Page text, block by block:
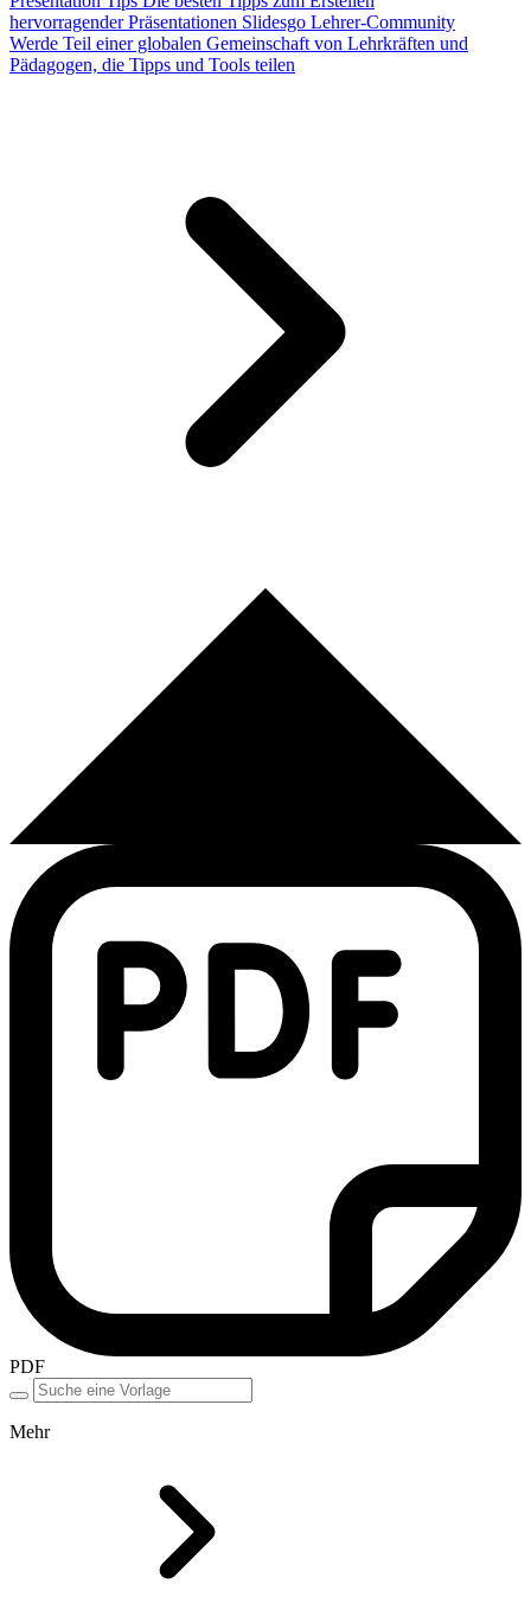
hervorragender Präsentationen Slidesgo Lehrer-Community
Werde Teil einer globalen Gemeinschaft von Lehrkräften und
Pädagogen, die Tipps und Tools teilen
PDF
Mehr